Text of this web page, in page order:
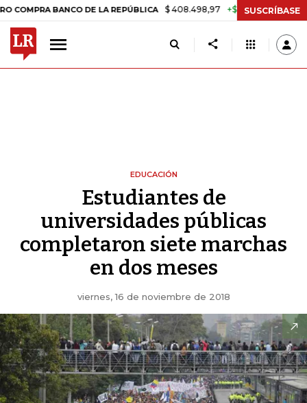
BANCO DE LA REPÚBLICA $ 408.498,97 +$ 8.753,81 +2,19% TASA
SUSCRÍBASE
EDUCACIÓN
Estudiantes de
universidades públicas
completaron siete marchas
en dos meses
viernes, 16 de noviembre de 2018